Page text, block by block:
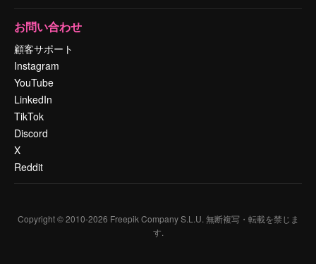
お問い合わせ
顧客サポート
Instagram
YouTube
LinkedIn
TikTok
Discord
X
Reddit
Copyright © 2010-2026 Freepik Company S.L.U. 無断複写・転載を禁じま
す.